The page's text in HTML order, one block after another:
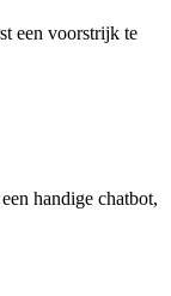
een voorstrijk te
handige chatbot,